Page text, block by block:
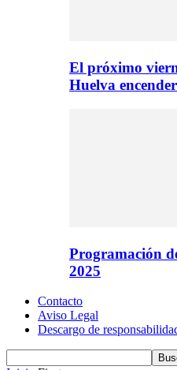
El próximo
Huelva
Programación
2025
Contacto
Aviso Legal
Descargo de